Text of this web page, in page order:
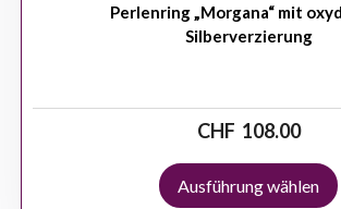
Perlenring „Morgana“ mit
Silberverzierung
CHF 108.00
Ausführung wählen